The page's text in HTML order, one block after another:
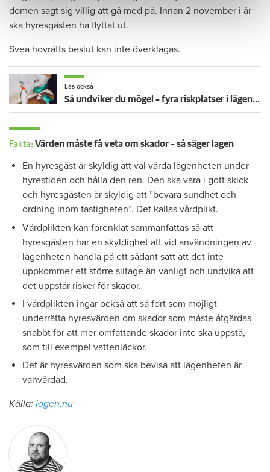
domen sagt sig villig att gå med på. Innan 2 november i år
ska hyresgästen ha flyttat ut.
Svea hovrätts beslut kan inte överklagas.
Läs också
Så undviker du mögel – fyra riskplatser i lägenheten: ”Måste städa bort”
Fakta: Värden måste få veta om skador – så säger lagen
En hyresgäst är skyldig att väl vårda lägenheten under
hyrestiden och hålla den ren. Den ska vara i gott skick
och hyresgästen är skyldig att ”bevara sundhet och
ordning inom fastigheten”. Det kallas vårdplikt.
Vårdplikten kan förenklat sammanfattas så att
hyresgästen har en skyldighet att vid användningen av
lägenheten handla på ett sådant sätt att det inte
uppkommer ett större slitage än vanligt och undvika att
det uppstår risker för skador.
I vårdplikten ingår också att så fort som möjligt
underrätta hyresvärden om skador som måste åtgärdas
snabbt för att mer omfattande skador inte ska uppstå,
som till exempel vattenläckor.
Det är hyresvärden som ska bevisa att lägenheten är
vanvårdad.
Källa: lagen.nu